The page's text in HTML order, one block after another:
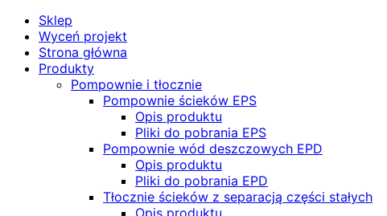
Sklep
Wyceń projekt
Strona główna
Produkty
Pompownie i tłocznie
Pompownie ścieków EPS
Opis produktu
Pliki do pobrania EPS
Pompownie wód deszczowych EPD
Opis produktu
Pliki do pobrania EPD
Tłocznie ścieków z separacją części stałych
Opis produktu